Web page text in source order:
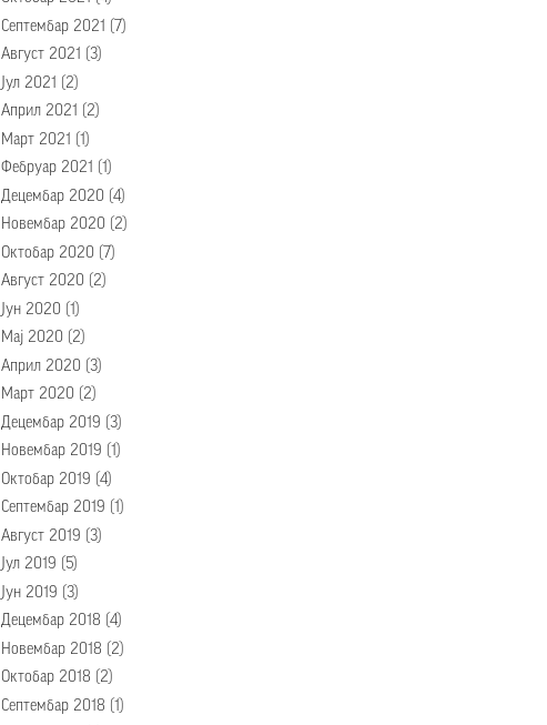
Септембар 2021
(7)
Август 2021
(3)
Јул 2021
(2)
Април 2021
(2)
Март 2021
(1)
Фебруар 2021
(1)
Децембар 2020 (4)
Новембар 2020 (2)
Октобар 2020 (7)
Август 2020 (2)
Јун 2020 (1)
Мај 2020 (2)
Април 2020 (3)
Март 2020 (2)
Децембар 2019 (3)
Новембар 2019 (1)
Октобар 2019 (4)
Септембар 2019 (1)
Август 2019 (3)
Јул 2019 (5)
Јун 2019 (3)
Децембар 2018 (4)
Новембар 2018 (2)
Октобар 2018 (2)
Септембар 2018 (1)